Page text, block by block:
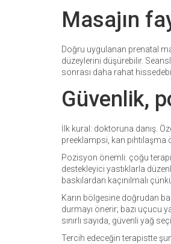
Masajın
Doğru uygulanan prenatal
düzeylerini düşürebilir.
sonrası daha rahat
Güvenlik,
İlk kural: doktoruna danış.
preeklampsi, kan
Pozisyon önemli: çoğu
destekleyici yastıklarla
baskılardan kaçınılmalı
Karın bölgesine doğrudan
durmayı önerir; bazı uçucu
sınırlı sayıda, güvenli yağ
Tercih edeceğin terapistte